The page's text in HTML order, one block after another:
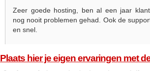
Zeer goede hosting, ben al een jaar
nog nooit problemen gehad. Ook de
en snel.
Plaats hier je eigen ervaringen met